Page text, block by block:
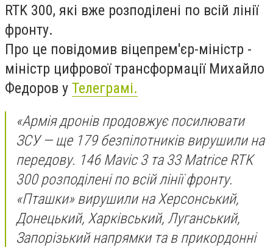
RTK 300, які вже розподілені по всій лінії
фронту.
Про це повідомив віцепрем'єр-міністр -
міністр цифрової трансформації Михайло
Федоров у Телеграмі.
«Армія дронів продовжує посилювати
ЗСУ — ще 179 безпілотників вирушили на
передову. 146 Mavic 3 та 33 Matrice RTK
300 розподілені по всій лінії фронту.
«Пташки» вирушили на Херсонський,
Донецький, Харківський, Луганський,
Запорізький напрямки та в прикордонні